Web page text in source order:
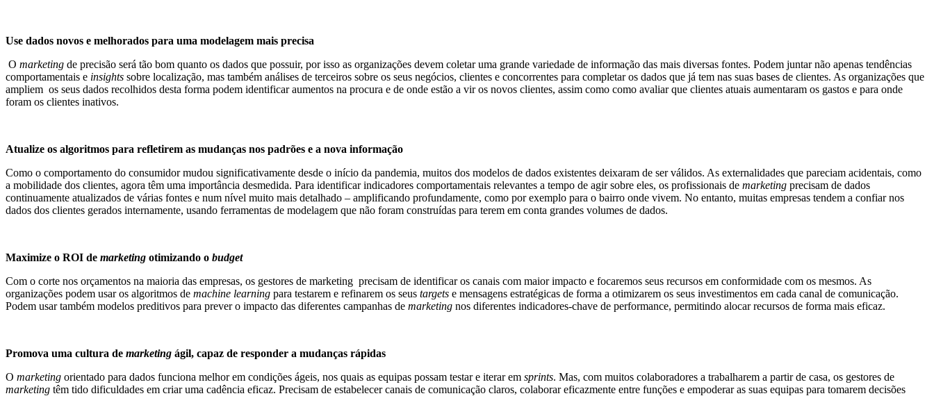
Use dados novos e melhorados para uma modelagem mais precisa
O marketing de precisão será tão bom quanto os dados que possuir, por isso as organizações devem coletar uma grande variedade de informação das mais diversas fontes. Podem juntar não apenas tendências
comportamentais e insights sobre localização, mas também análises de terceiros sobre os seus negócios, clientes e concorrentes para completar os dados que já tem nas suas bases de clientes. As organizações que
ampliem os seus dados recolhidos desta forma podem identificar aumentos na procura e de onde estão a vir os novos clientes, assim como como avaliar que clientes atuais aumentaram os gastos e para onde
foram os clientes inativos.
Atualize os algoritmos para refletirem as mudanças nos padrões e a nova informação
Como o comportamento do consumidor mudou significativamente desde o início da pandemia, muitos dos modelos de dados existentes deixaram de ser válidos. As externalidades que pareciam acidentais, como
a mobilidade dos clientes, agora têm uma importância desmedida. Para identificar indicadores comportamentais relevantes a tempo de agir sobre eles, os profissionais de marketing precisam de dados
continuamente atualizados de várias fontes e num nível muito mais detalhado – amplificando profundamente, como por exemplo para o bairro onde vivem. No entanto, muitas empresas tendem a confiar nos
dados dos clientes gerados internamente, usando ferramentas de modelagem que não foram construídas para terem em conta grandes volumes de dados.
Maximize o ROI de marketing otimizando o budget
Com o corte nos orçamentos na maioria das empresas, os gestores de marketing precisam de identificar os canais com maior impacto e focaremos seus recursos em conformidade com os mesmos. As
organizações podem usar os algoritmos de machine learning para testarem e refinarem os seus targets e mensagens estratégicas de forma a otimizarem os seus investimentos em cada canal de comunicação.
Podem usar também modelos preditivos para prever o impacto das diferentes campanhas de marketing nos diferentes indicadores-chave de performance, permitindo alocar recursos de forma mais eficaz.
Promova uma cultura de marketing ágil, capaz de responder a mudanças rápidas
O marketing orientado para dados funciona melhor em condições ágeis, nos quais as equipas possam testar e iterar em sprints. Mas, com muitos colaboradores a trabalharem a partir de casa, os gestores de
marketing têm tido dificuldades em criar uma cadência eficaz. Precisam de estabelecer canais de comunicação claros, colaborar eficazmente entre funções e empoderar as suas equipas para tomarem decisões